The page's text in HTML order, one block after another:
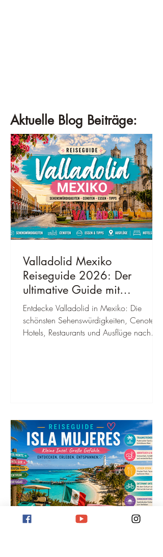
Aktuelle Blog Beiträge:
Valladolid Mexiko
Reiseguide 2026: Der
ultimative Guide mit
Sehenswürdigkeiten,
Geheimtipps, Kosten &
bester Reisezeit
Entdecke Valladolid in Mexiko: Die
schönsten Sehenswürdigkeiten, Cenoten,
Hotels, Restaurants und Ausflüge nach